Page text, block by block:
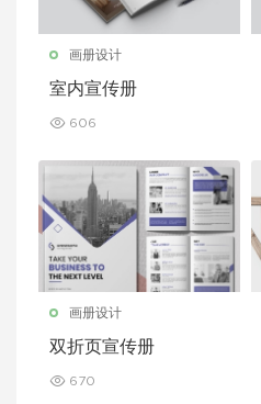
画册设计
室内宣传册
606
画册设计
双折页宣传册
670